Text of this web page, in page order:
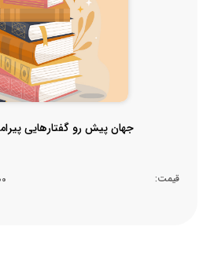
جهان پیش رو گفتارهایی
قیمت: